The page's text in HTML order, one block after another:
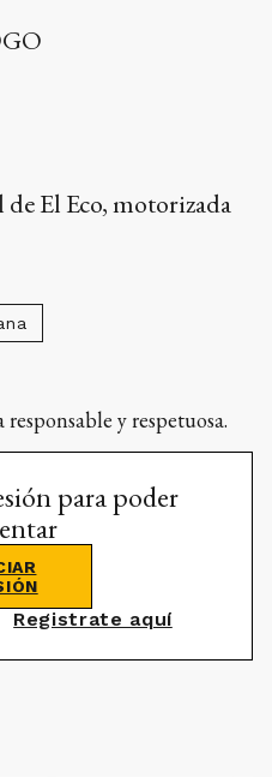
El Eco, motorizada
y respetuosa.
para poder
Registrate aquí